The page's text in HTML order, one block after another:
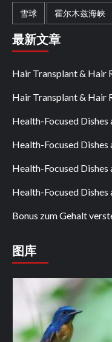
雪球 霍尔木兹海峡
最新文章
Hair Transplant & Hair
Hair Transplant & Hair
Health-Focused
Health-Focused
Health-Focused
Health-Focused
Bonus zum Gehalt
图库